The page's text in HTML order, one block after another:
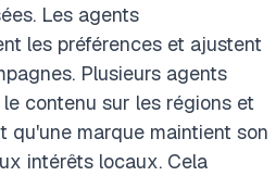
Les agents
les préférences et ajustent
Plusieurs agents
contenu sur les régions et
qu'une marque maintient son
intérêts locaux. Cela